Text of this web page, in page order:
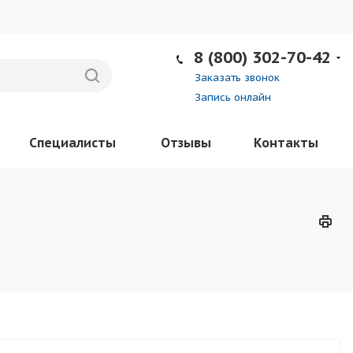
8 (800) 302-70-42
Заказать звонок
Запись онлайн
Специалисты Отзывы Контакты